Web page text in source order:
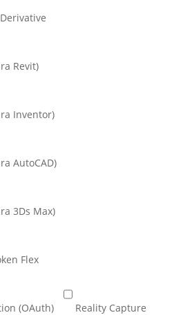
Revit)
Inventor)
AutoCAD)
3Ds Max)
Flex
(OAuth)
Reality Capture